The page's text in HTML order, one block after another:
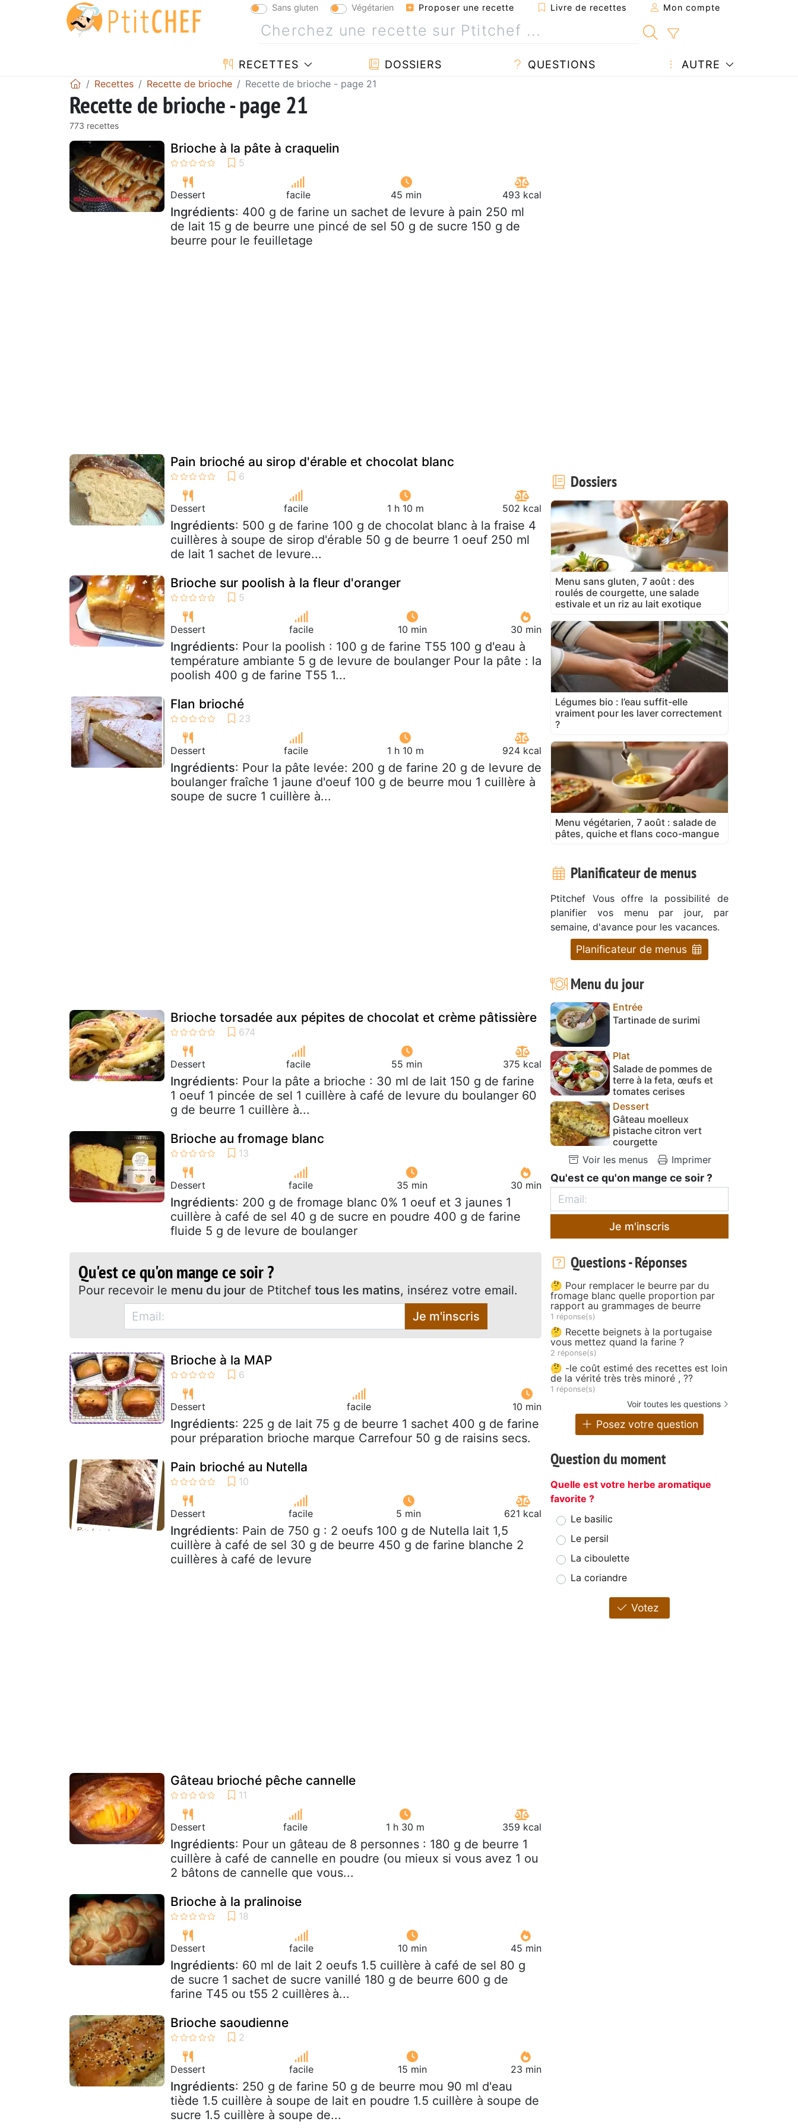
Sans gluten Végétarien Proposer une recette Livre de recettes Mon compte
RECETTES DOSSIERS QUESTIONS AUTRE
Recettes Recette de brioche Recette de brioche - page 21
Recette de brioche - page 21
773 recettes
Brioche à la pâte à craquelin
Dessert facile 45 min 493 kcal
Ingrédients: 400 g de farine un sachet de levure à pain 250 ml
de lait 15 g de beurre une pincé de sel 50 g de sucre 150 g de
beurre pour le feuilletage
Pain brioché au sirop d'érable et chocolat blanc
Dessert facile 1 h 10 m 502 kcal
Ingrédients: 500 g de farine 100 g de chocolat blanc à la fraise 4
cuillères à soupe de sirop d'érable 50 g de beurre 1 oeuf 250 ml
de lait 1 sachet de levure...
Brioche sur poolish à la fleur d'oranger
Dessert facile 10 min 30 min
Ingrédients: Pour la poolish : 100 g de farine T55 100 g d'eau à
température ambiante 5 g de levure de boulanger Pour la pâte : la
poolish 400 g de farine T55 1...
Flan brioché
Dessert facile 1 h 10 m 924 kcal
Ingrédients: Pour la pâte levée: 200 g de farine 20 g de levure de
boulanger fraîche 1 jaune d'oeuf 100 g de beurre mou 1 cuillère à
soupe de sucre 1 cuillère à...
Brioche torsadée aux pépites de chocolat et crème pâtissière
Dessert facile 55 min 375 kcal
Ingrédients: Pour la pâte a brioche : 30 ml de lait 150 g de farine
1 oeuf 1 pincée de sel 1 cuillère à café de levure du boulanger 60
g de beurre 1 cuillère à...
Brioche au fromage blanc
Dessert facile 35 min 30 min
Ingrédients: 200 g de fromage blanc 0% 1 oeuf et 3 jaunes 1
cuillère à café de sel 40 g de sucre en poudre 400 g de farine
fluide 5 g de levure de boulanger
Qu'est ce qu'on mange ce soir ?
Pour recevoir le menu du jour de Ptitchef tous les matins, insérez votre email.
Je m'inscris
Brioche à la MAP
Dessert facile 10 min
Ingrédients: 225 g de lait 75 g de beurre 1 sachet 400 g de farine
pour préparation brioche marque Carrefour 50 g de raisins secs.
Pain brioché au Nutella
Dessert facile 5 min 621 kcal
Ingrédients: Pain de 750 g : 2 oeufs 100 g de Nutella lait 1,5
cuillère à café de sel 30 g de beurre 450 g de farine blanche 2
cuillères à café de levure
Gâteau brioché pêche cannelle
Dessert facile 1 h 30 m 359 kcal
Ingrédients: Pour un gâteau de 8 personnes : 180 g de beurre 1
cuillère à café de cannelle en poudre (ou mieux si vous avez 1 ou
2 bâtons de cannelle que vous...
Brioche à la pralinoise
Dessert facile 10 min 45 min
Ingrédients: 60 ml de lait 2 oeufs 1.5 cuillère à café de sel 80 g
de sucre 1 sachet de sucre vanillé 180 g de beurre 600 g de
farine T45 ou t55 2 cuillères à...
Brioche saoudienne
Dessert facile 15 min 23 min
Ingrédients: 250 g de farine 50 g de beurre mou 90 ml d'eau
tiède 1.5 cuillère à soupe de lait en poudre 1.5 cuillère à soupe de
sucre 1.5 cuillère à soupe de...
Dossiers
Menu sans gluten, 7 août : des
roulés de courgette, une salade
estivale et un riz au lait exotique
Légumes bio : l’eau suffit-elle
vraiment pour les laver correctement
?
Menu végétarien, 7 août : salade de
pâtes, quiche et flans coco-mangue
Planificateur de menus
Ptitchef Vous offre la possibilité de
planifier vos menu par jour, par
semaine, d'avance pour les vacances.
Planificateur de menus
Menu du jour
Entrée
Tartinade de surimi
Plat
Salade de pommes de
terre à la feta, œufs et
tomates cerises
Dessert
Gâteau moelleux
pistache citron vert
courgette
Voir les menus
Imprimer
Qu'est ce qu'on mange ce soir ?
Je m'inscris
Questions - Réponses
🤔 Pour remplacer le beurre par du
fromage blanc quelle proportion par
rapport au grammages de beurre
1 réponse(s)
🤔 Recette beignets à la portugaise
vous mettez quand la farine ?
2 réponse(s)
🤔 -le coût estimé des recettes est loin
de la vérité très très minoré , ??
1 réponse(s)
Voir toutes les questions
Posez votre question
Question du moment
Quelle est votre herbe aromatique
favorite ?
Le basilic
Le persil
La ciboulette
La coriandre
Votez